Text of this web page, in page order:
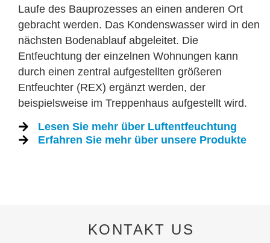
Laufe des Bauprozesses an einen anderen Ort
gebracht werden. Das Kondenswasser wird in den
nächsten Bodenablauf abgeleitet. Die
Entfeuchtung der einzelnen Wohnungen kann
durch einen zentral aufgestellten größeren
Entfeuchter (REX) ergänzt werden, der
beispielsweise im Treppenhaus aufgestellt wird.
Lesen Sie mehr über Luftentfeuchtung
Erfahren Sie mehr über unsere Produkte
KONTAKT US